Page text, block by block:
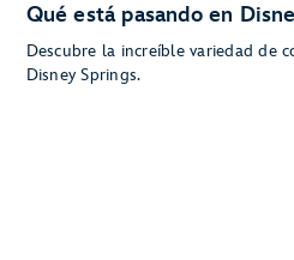
Qué está pasando en
Descubre la increíble variedad de
Disney Springs.